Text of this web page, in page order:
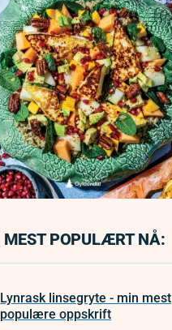
MEST POPULÆRT NÅ:
Lynrask linsegryte - min mest
populære oppskrift